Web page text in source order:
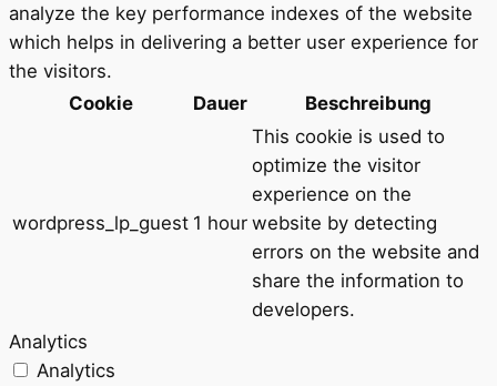
analyze the key performance indexes of the website
which helps in delivering a better user experience for
the visitors.
Cookie
Dauer Beschreibung
wordpress_lp_guest 1 hour
This cookie is used to
optimize the visitor
experience on the
website by detecting
errors on the website and
share the information to
developers.
Analytics
Analytics